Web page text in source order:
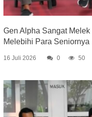
Gen Alpha Sangat
Melebihi Para Seniornya
16 Juli 2026 0 50